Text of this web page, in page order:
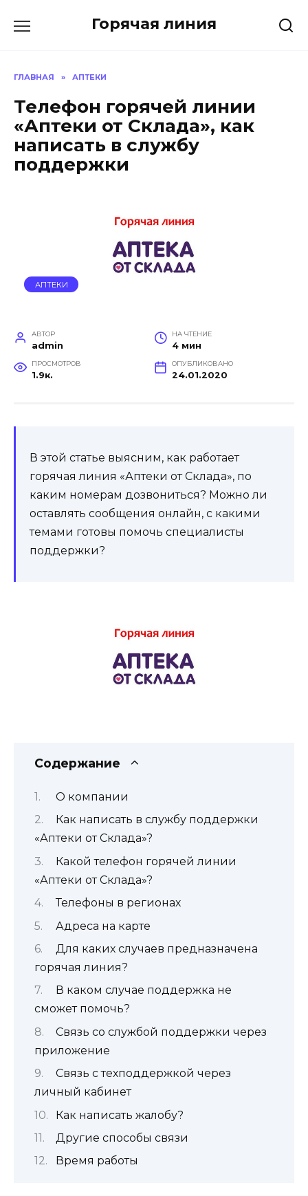
Горячая линия
ГЛАВНАЯ » АПТЕКИ
Телефон горячей линии
«Аптеки от Склада», как
написать в службу
поддержки
АПТЕКИ
АВТОР
admin
НА ЧТЕНИЕ
4 мин
ПРОСМОТРОВ
1.9к.
ОПУБЛИКОВАНО
24.01.2020
В этой статье выясним, как работает
горячая линия «Аптеки от Склада», по
каким номерам дозвониться? Можно ли
оставлять сообщения онлайн, с какими
темами готовы помочь специалисты
поддержки?
Содержание
О компании
Как написать в службу поддержки
«Аптеки от Склада»?
Какой телефон горячей линии
«Аптеки от Склада»?
Телефоны в регионах
Адреса на карте
Для каких случаев предназначена
горячая линия?
В каком случае поддержка не
сможет помочь?
Связь со службой поддержки через
приложение
Связь с техподдержкой через
личный кабинет
Как написать жалобу?
Другие способы связи
Время работы